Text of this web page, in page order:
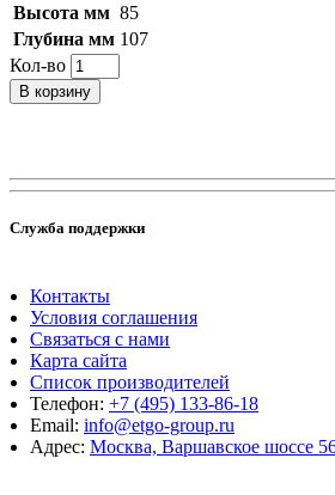
Высота мм 85
Глубина мм 107
Кол-во
В корзину
Служба поддержки
Контакты
Условия соглашения
Связаться с нами
Карта сайта
Список производителей
Телефон: +7 (495) 133-86-18
Email: info@etgo-group.ru
Адрес: Москва, Варшавское шоссе